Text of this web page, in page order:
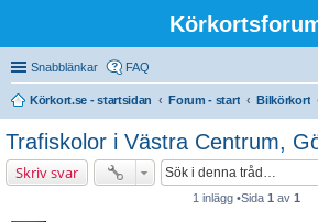
Snabblänkar FAQ
Körkort.se - startsidan Forum - start Bilkörkort
Trafiskolor i Västra Centrum,
Skriv svar
1 inlägg •Sida 1 av 1